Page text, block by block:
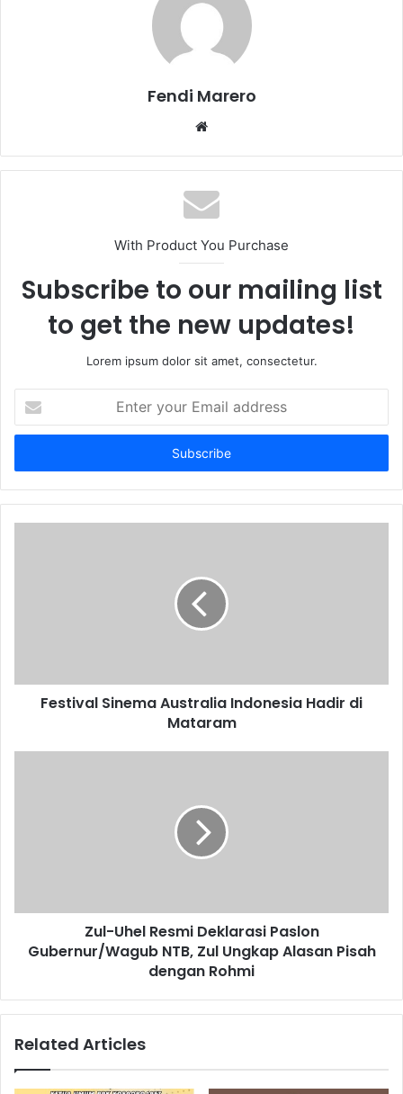
Fendi Marero
With Product You Purchase
Subscribe to our mailing list
to get the new updates!
Lorem ipsum dolor sit amet, consectetur.
your
Email
Festival Sinema Australia Indonesia Hadir di
Mataram
Zul-Uhel Resmi Deklarasi Paslon
Gubernur/Wagub NTB, Zul Ungkap Alasan Pisah
dengan Rohmi
Related Articles